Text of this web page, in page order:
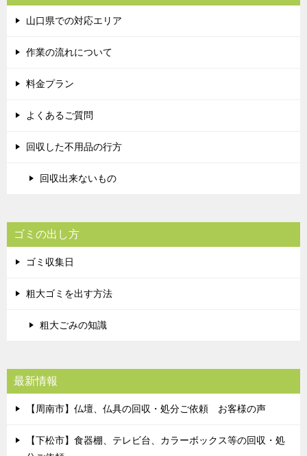
山口県での対応エリア
作業の流れについて
料金プラン
よくあるご質問
回収した不用品の行方
回収出来ないもの
ゴミの出し方
ゴミ収集日
粗大ゴミを出す方法
粗大ごみの知識
最新情報
【周南市】仏壇、仏具の回収・処分ご依頼 お客様の声
【下松市】食器棚、テレビ台、カラーボックス等の回収・処